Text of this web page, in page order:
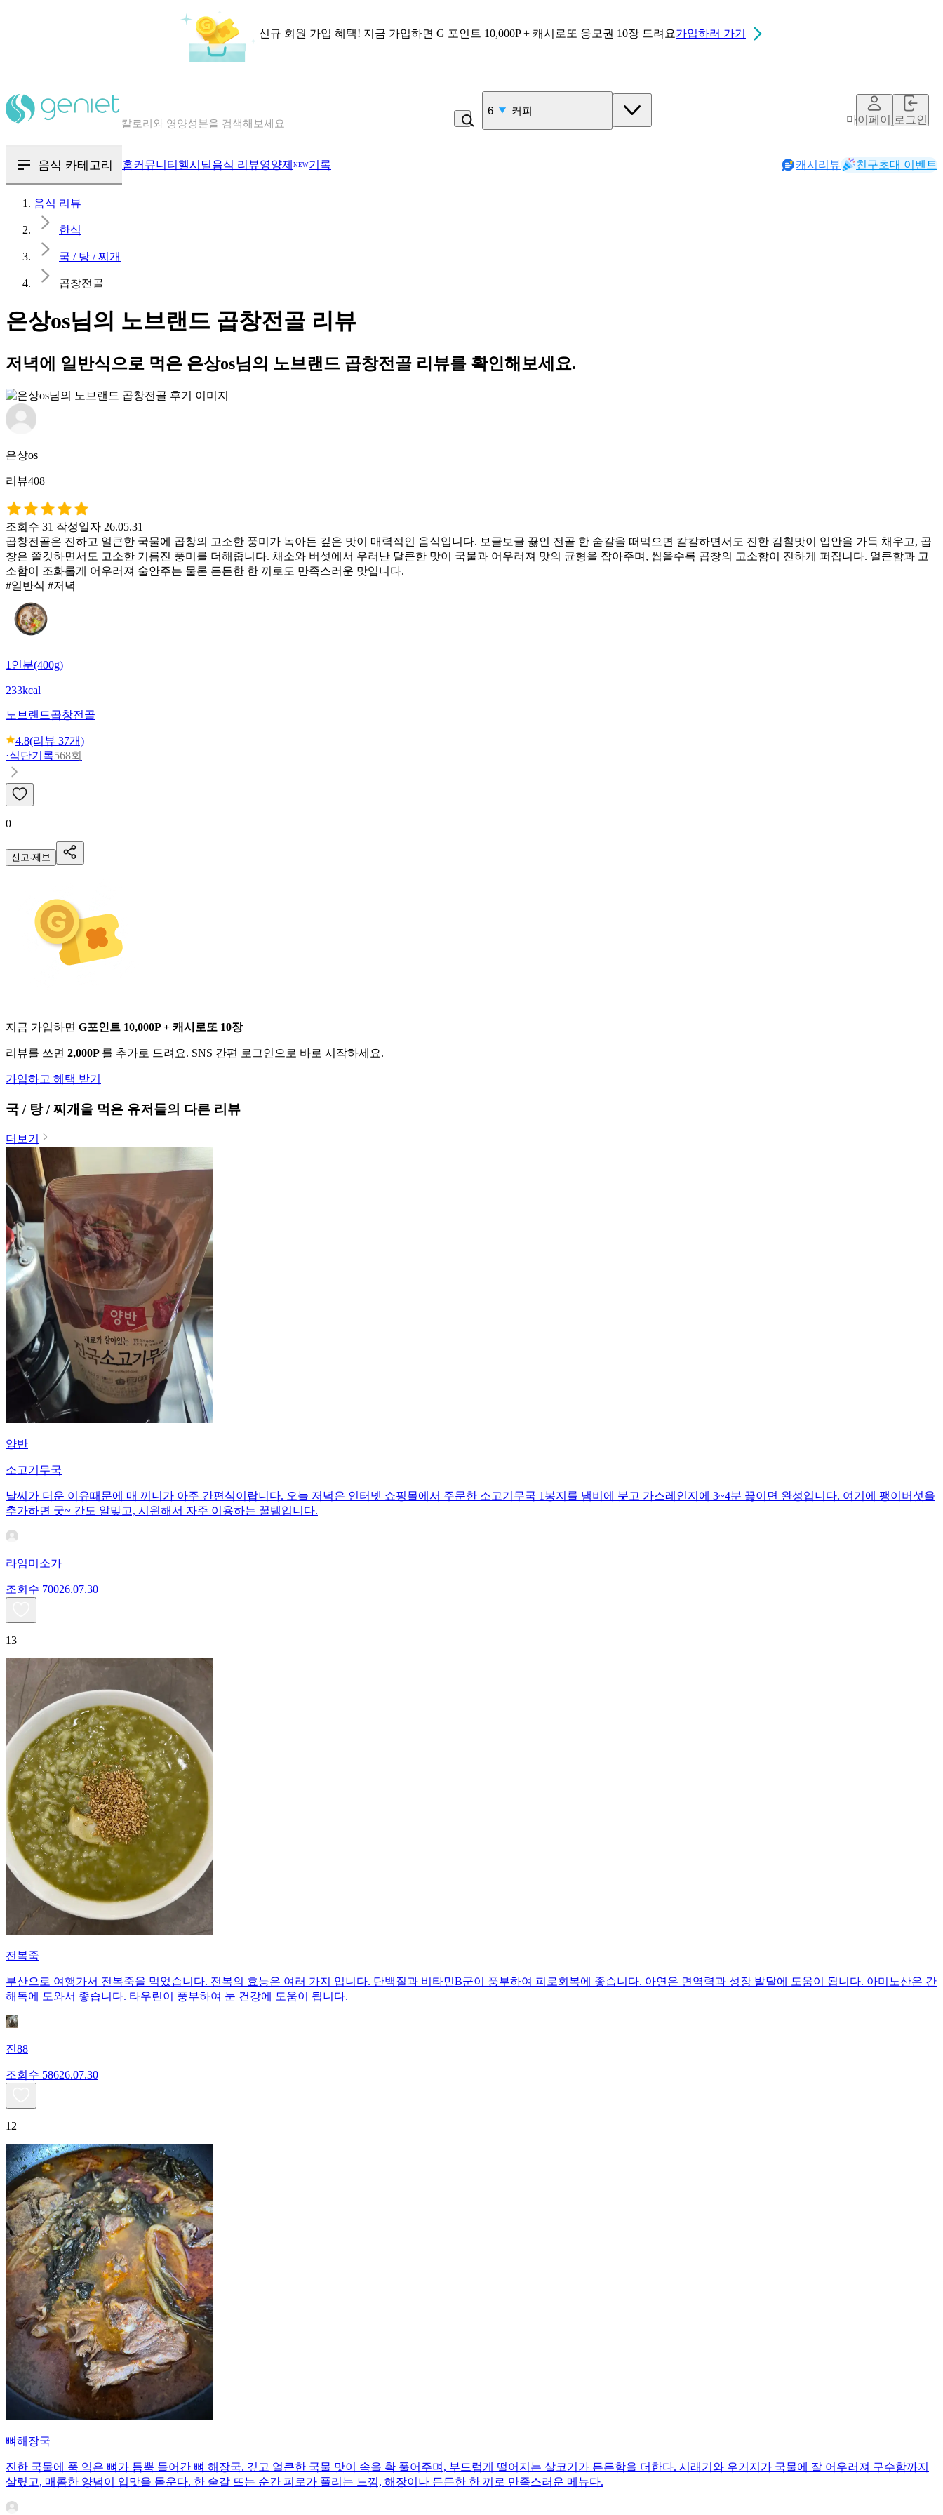
신규 회원 가입 혜택! 지금 가입하면 G 포인트 10,000P + 캐시로또 응모권 10장 드려요가입하러 가기
칼로리와 영양성분을 검색해보세요
7 고100 촉촉 고구마 스틱
마이페이지로그인
음식 카테고리 홈커뮤니티 헬시딜음식 리뷰영양제 NEW기록 캐시리뷰 친구초대 이벤트
음식 리뷰
한식
국 / 탕 / 찌개
곱창전골
은상os님의 노브랜드 곱창전골 리뷰
저녁에 일반식으로 먹은 은상os님의 노브랜드 곱창전골 리뷰를 확인해보세요.
은상os
리뷰408
조회수 31 작성일자 26.05.31
곱창전골은 진하고 얼큰한 국물에 곱창의 고소한 풍미가 녹아든 깊은 맛이 매력적인 음식입니다. 보글보글 끓인 전골 한 숟갈을 떠먹으면 칼칼하면서도 진한 감칠맛이 입안을 가득 채우고, 곱
창은 쫄깃하면서도 고소한 기름진 풍미를 더해줍니다. 채소와 버섯에서 우러난 달큰한 맛이 국물과 어우러져 맛의 균형을 잡아주며, 씹을수록 곱창의 고소함이 진하게 퍼집니다. 얼큰함과 고
소함이 조화롭게 어우러져 술안주는 물론 든든한 한 끼로도 만족스러운 맛입니다.
#일반식 #저녁
1인분(400g)
233kcal
노브랜드곱창전골
4.8(리뷰 37개)
·식단기록568회
0
신고·제보
지금 가입하면 G포인트 10,000P + 캐시로또 10장
리뷰를 쓰면 2,000P 를 추가로 드려요. SNS 간편 로그인으로 바로 시작하세요.
가입하고 혜택 받기
국 / 탕 / 찌개 을 먹은 유저들의 다른 리뷰
더보기
양반
소고기무국
날씨가 더운 이유때문에 매 끼니가 아주 간편식이랍니다. 오늘 저녁은 인터넷 쇼핑몰에서 주문한 소고기무국 1봉지를 냄비에 붓고 가스레인지에 3~4분 끓이면 완성입니다. 여기에 팽이버섯을
추가하면 굿~ 간도 알맞고, 시윈해서 자주 이용하는 꿀템입니다.
라임미소가
조회수 70026.07.30
13
전복죽
부산으로 여행가서 전복죽을 먹었습니다. 전복의 효능은 여러 가지 입니다. 단백질과 비타민B군이 풍부하여 피로회복에 좋습니다. 아연은 면역력과 성장 발달에 도움이 됩니다. 아미노산은 간
해독에 도와서 좋습니다. 타우린이 풍부하여 눈 건강에 도움이 됩니다.
진88
조회수 58626.07.30
12
뼈해장국
진한 국물에 푹 익은 뼈가 듬뿍 들어간 뼈 해장국. 깊고 얼큰한 국물 맛이 속을 확 풀어주며, 부드럽게 떨어지는 살코기가 든든함을 더한다. 시래기와 우거지가 국물에 잘 어우러져 구수함까지
살렸고, 매콤한 양념이 입맛을 돋운다. 한 숟갈 뜨는 순간 피로가 풀리는 느낌, 해장이나 든든한 한 끼로 만족스러운 메뉴다.